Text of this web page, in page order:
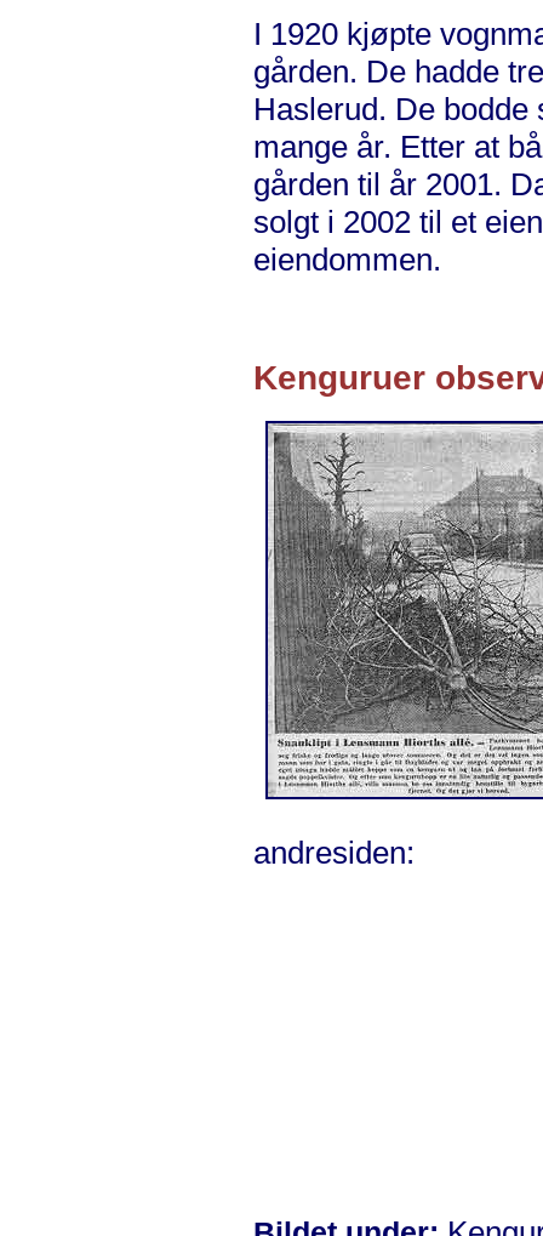
I 1920 kjøpte
gården. De hadde
Haslerud. De
mange år. Etter at
gården til år 2001.
solgt i 2002 til et
eiendommen.
Kenguruer
andresiden: